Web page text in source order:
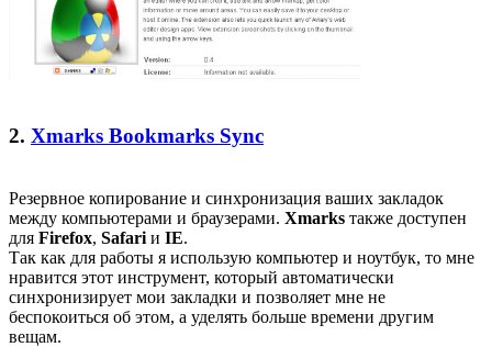
2. Xmarks Bookmarks Sync
Резервное копирование и синхронизация ваших закладок
между компьютерами и браузерами. Xmarks также доступен
для Firefox, Safari и IE.
Так как для работы я использую компьютер и ноутбук, то мне
нравится этот инструмент, который автоматически
синхронизирует мои закладки и позволяет мне не
беспокоиться об этом, а уделять больше времени другим
вещам.